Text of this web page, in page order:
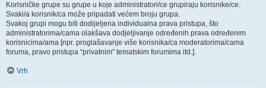
Korisničke grupe su grupe u koje administratori/ce grupiraju korisnike/ce.
Svaki/a korisnik/ca može pripadati većem broju grupa.
Svakoj grupi mogu biti dodijeljena individualna prava pristupa, što
administratorima/cama olakšava dodjeljivanje određenih prava određenim
korisnicima/ama [npr. proglašavanje više korisnika/ca moderatorima/cama
foruma, pravo pristupa “privatnim” tematskim forumima itd.].
Vrh